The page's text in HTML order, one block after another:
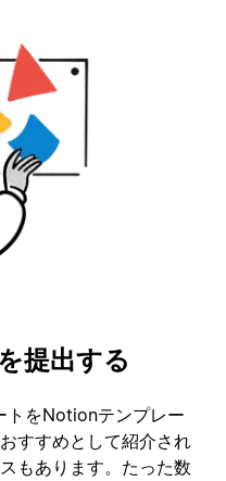
提出する
トをNotionテンプレー
すすめとして紹介され
もあります。たった数